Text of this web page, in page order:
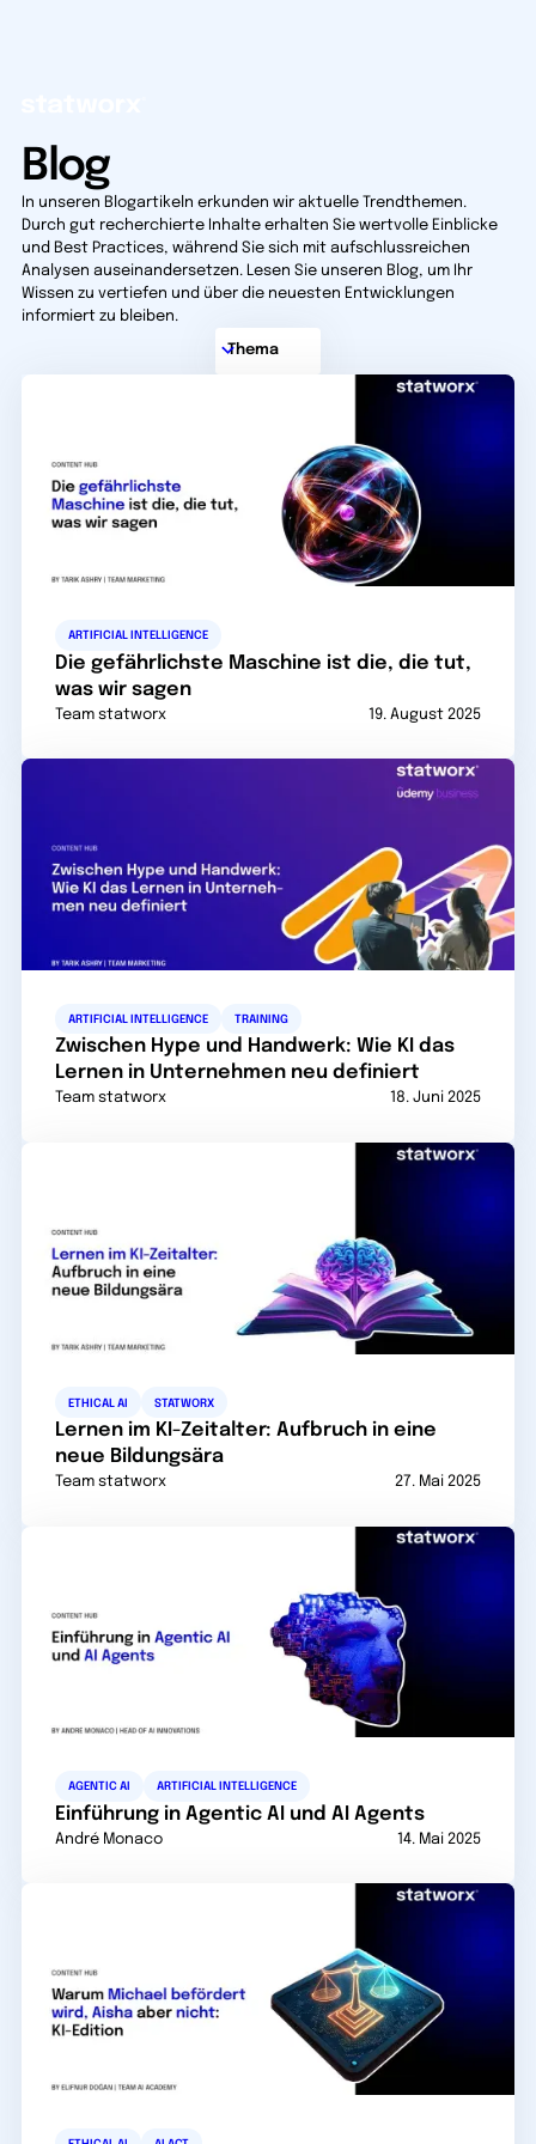
Blog
In unseren Blogartikeln erkunden wir aktuelle Trendthemen.
Durch gut recherchierte Inhalte erhalten Sie wertvolle Einblicke
und Best Practices, während Sie sich mit aufschlussreichen
Analysen auseinandersetzen. Lesen Sie unseren Blog, um Ihr
Wissen zu vertiefen und über die neuesten Entwicklungen
informiert zu bleiben.
ARTIFICIAL INTELLIGENCE
Die gefährlichste Maschine ist die, die tut,
was wir sagen
Team statworx 19. August 2025
ARTIFICIAL INTELLIGENCE TRAINING
Zwischen Hype und Handwerk: Wie KI das
Lernen in Unternehmen neu definiert
Team statworx 18. Juni 2025
ETHICAL AI STATWORX
Lernen im KI-Zeitalter: Aufbruch in eine
neue Bildungsära
Team statworx 27. Mai 2025
AGENTIC AI ARTIFICIAL INTELLIGENCE
Einführung in Agentic AI und AI Agents
André Monaco 14. Mai 2025